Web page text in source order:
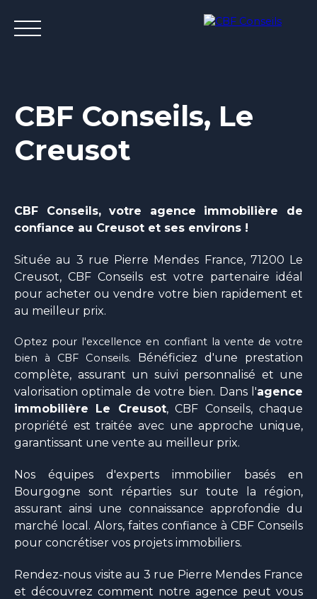
Estimation
CBF Conseils, Le
Creusot
CBF Conseils, votre agence immobilière de
confiance au Creusot et ses environs !
Située au 3 rue Pierre Mendes France, 71200 Le
Creusot, CBF Conseils est votre partenaire idéal
pour acheter ou vendre votre bien rapidement et
au meilleur prix.
Optez pour l'excellence en confiant la vente de votre
bien à CBF Conseils. Bénéficiez d'une prestation
complète, assurant un suivi personnalisé et une
valorisation optimale de votre bien. Dans l'agence
immobilière Le Creusot, CBF Conseils, chaque
propriété est traitée avec une approche unique,
garantissant une vente au meilleur prix.
Nos équipes d'experts immobilier basés en
Bourgogne sont réparties sur toute la région,
assurant ainsi une connaissance approfondie du
marché local. Alors, faites confiance à CBF Conseils
pour concrétiser vos projets immobiliers.
Rendez-nous visite au 3 rue Pierre Mendes France
et découvrez comment notre agence peut vous